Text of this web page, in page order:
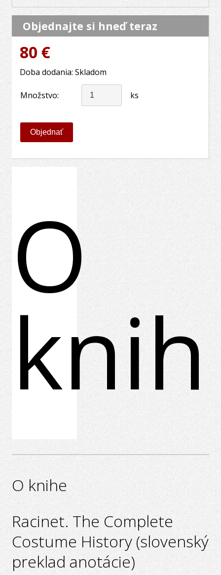
Objednajte si hneď teraz
80 €
Doba dodania: Skladom
Množstvo: ks
O
O knihe
Racinet. The Complete
Costume History (slovenský
preklad anotácie)